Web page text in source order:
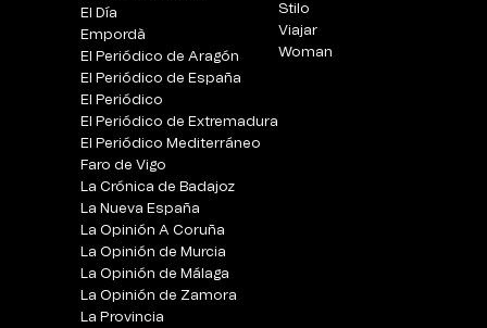
El Día
Empordà
El Periódico de Aragón
El Periódico de España
El Periódico
El Periódico de Extremadura
El Periódico Mediterráneo
Faro de Vigo
La Crónica de Badajoz
La Nueva España
La Opinión A Coruña
La Opinión de Murcia
La Opinión de Málaga
La Opinión de Zamora
La Provincia
Stilo
Viajar
Woman